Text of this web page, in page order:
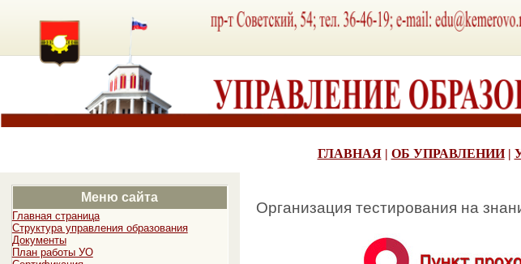
ГЛАВНАЯ | ОБ УПРАВЛЕНИИ|
Меню сайта
Главная страница
Структура управления образования
Документы
План работы УО
Организация тестирования на